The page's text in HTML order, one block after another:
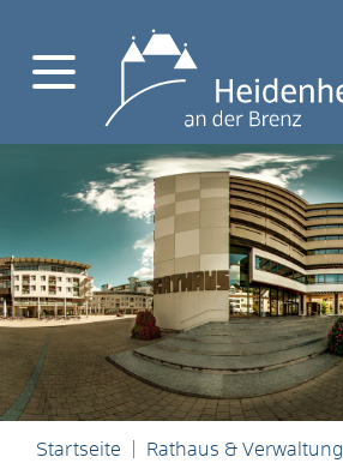
Startseite Rathaus & Verwaltung